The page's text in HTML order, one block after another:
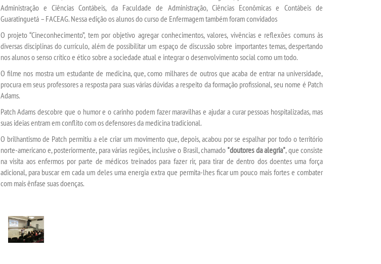
Administração e Ciências Contábeis, da Faculdade de Administração, Ciências Econômicas e Contábeis de
Guaratinguetá – FACEAG. Nessa edição os alunos do curso de Enfermagem também foram convidados
O projeto “Cineconhecimento”, tem por objetivo agregar conhecimentos, valores, vivências e reflexões comuns às
diversas disciplinas do currículo, além de possibilitar um espaço de discussão sobre importantes temas, despertando
nos alunos o senso crítico e ético sobre a sociedade atual e integrar o desenvolvimento social como um todo.
O filme nos mostra um estudante de medicina, que, como milhares de outros que acaba de entrar na universidade,
procura em seus professores a resposta para suas várias dúvidas a respeito da formação profissional, seu nome é Patch
Adams.
Patch Adams descobre que o humor e o carinho podem fazer maravilhas e ajudar a curar pessoas hospitalizadas, mas
suas ideias entram em conflito com os defensores da medicina tradicional.
O brilhantismo de Patch permitiu a ele criar um movimento que, depois, acabou por se espalhar por todo o território
norte-americano e, posteriormente, para várias regiões, inclusive o Brasil, chamado "doutores da alegria", que consiste
na visita aos enfermos por parte de médicos treinados para fazer rir, para tirar de dentro dos doentes uma força
adicional, para buscar em cada um deles uma energia extra que permita-lhes ficar um pouco mais fortes e combater
com mais ênfase suas doenças.